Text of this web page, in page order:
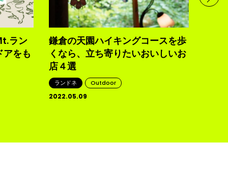
ラン
アをも
鎌倉の天園ハイキングコースを歩
くなら、立ち寄りたいおいしいお
店４選
ランドネ Outdoor
2022.05.09
なバ